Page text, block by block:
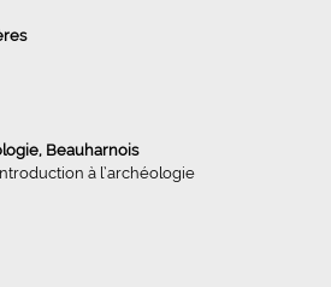
Beauharnois
à l’archéologie